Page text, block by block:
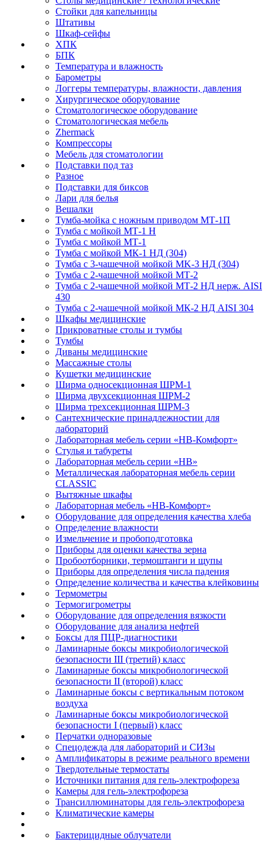
Стойки для капельницы
Штативы
Шкаф-сейфы
ХПК
БПК
Температура и влажность
Барометры
Логгеры температуры, влажности, давления
Хирургическое оборудование
Стоматологическое оборудование
Стоматологическая мебель
Zhermack
Компрессоры
Мебель для стоматологии
Подставки под таз
Разное
Подставки для биксов
Лари для белья
Вешалки
Тумба-мойка с ножным приводом МТ-1П
Тумба с мойкой МТ-1 Н
Тумба с мойкой МТ-1
Тумба с мойкой МК-1 НД (304)
Тумба с 3-чашечной мойкой МK-3 НД (304)
Тумба с 2-чашечной мойкой МТ-2
Тумба с 2-чашечной мойкой МТ-2 НД нерж. AISI
430
Тумба с 2-чашечной мойкой МК-2 НД AISI 304
Шкафы медицинские
Прикроватные столы и тумбы
Тумбы
Диваны медицинские
Массажные столы
Кушетки медицинские
Ширма односекционная ШРМ-1
Ширма двухсекционная ШРМ-2
Ширма трехсекционная ШРМ-3
Сантехнические принадлежностии для
лабораторий
Лабораторная мебель серии «НВ-Комфорт»
Стулья и табуреты
Лабораторная мебель серии «НВ»
Металлическая лабораторная мебель серии
CLASSIC
Вытяжные шкафы
Лабораторная мебель «НВ-Комфорт»
Оборудование для определения качества хлеба
Определение влажности
Измельчение и пробоподготовка
Приборы для оценки качества зерна
Пробоотборники, термоштанги и щупы
Приборы для определения числа падения
Определение количества и качества клейковины
Термометры
Термогигрометры
Оборудование для определения вязкости
Оборудование для анализа нефтей
Боксы для ПЦР-диагностики
Ламинарные боксы микробиологической
безопасности III (третий) класс
Ламинарные боксы микробиологической
безопасности II (второй) класс
Ламинарные боксы с вертикальным потоком
воздуха
Ламинарные боксы микробиологической
безопасности I (первый) класс
Перчатки одноразовые
Спецодежда для лабораторий и СИЗы
Амплификаторы в режиме реального времени
Твердотельные термостаты
Источники питания для гель-электрофореза
Камеры для гель-электрофореза
Трансиллюминаторы для гель-электрофореза
Климатические камеры
Бактерицидные облучатели